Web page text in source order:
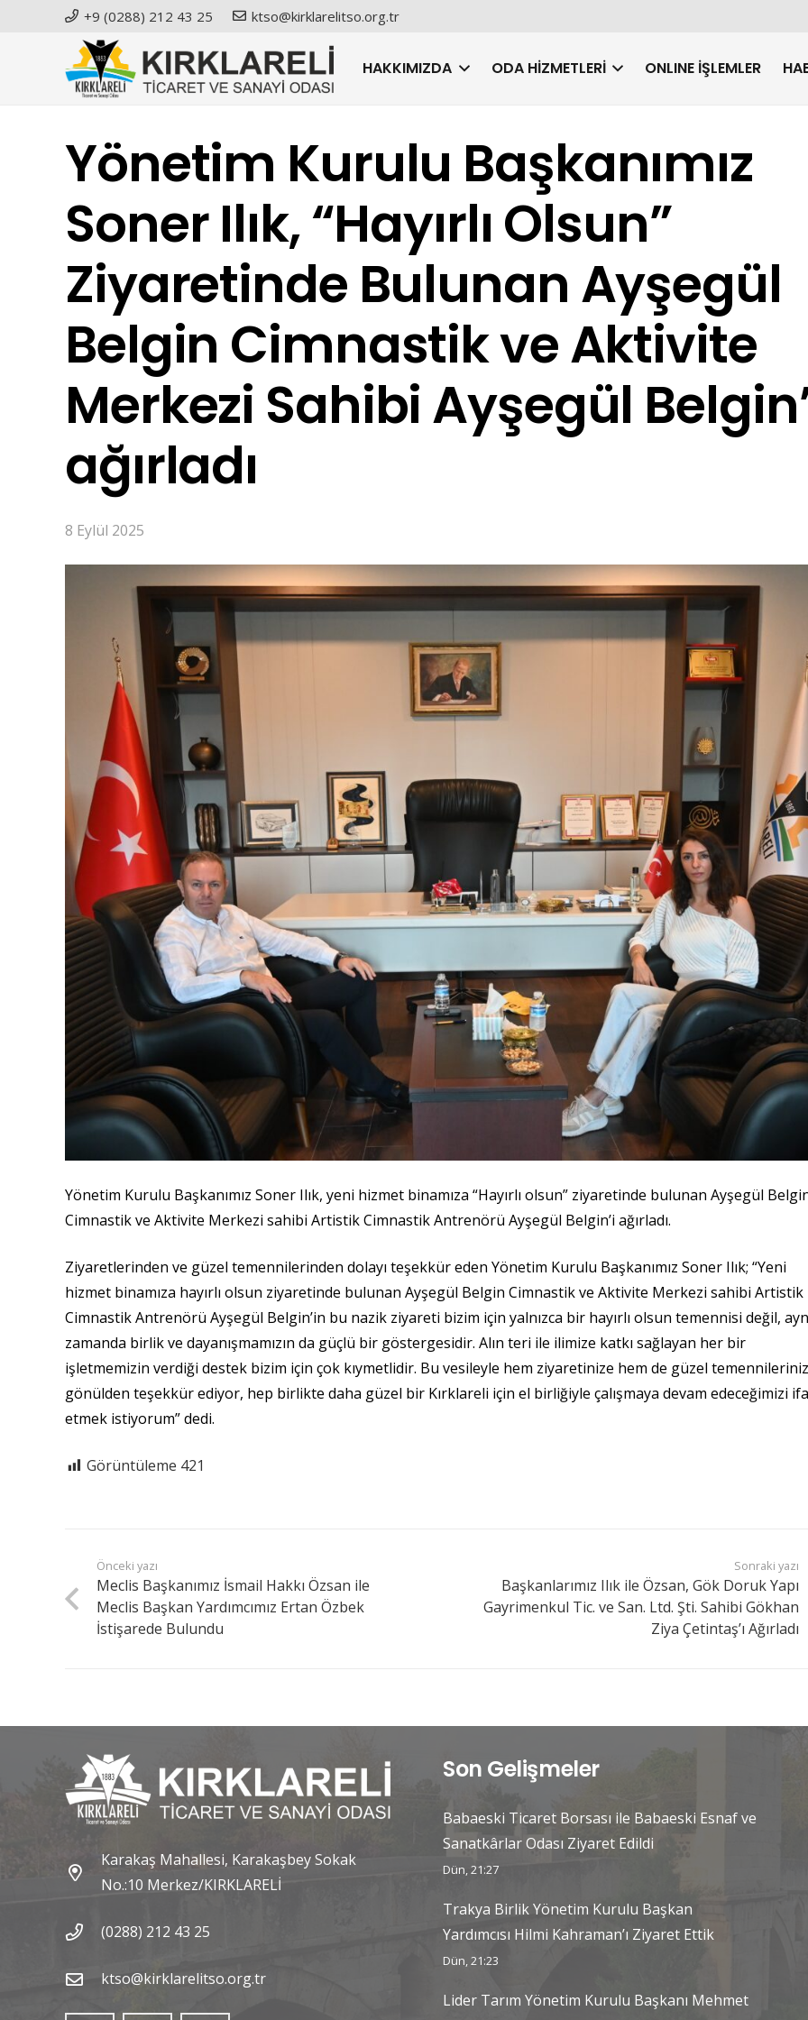
+9 (0288) 212 43 25 ktso@kirklarelitso.org.tr
HAKKIMIZDA ODA HIZMETLERI ONLINE İŞLEMLER
Yönetim Kurulu Başkanımız
Soner Ilık, “Hayırlı Olsun”
Ziyaretinde Bulunan Ayşegül
Belgin Cimnastik ve Aktivite
Merkezi Sahibi Ayşegül
ağırladı
8 Eylül 2025
Yönetim Kurulu Başkanımız Soner Ilık, yeni hizmet binamıza “Hayırlı olsun” ziyaretinde bulunan Ayşegül
Cimnastik ve Aktivite Merkezi sahibi Artistik Cimnastik Antrenörü Ayşegül Belgin’i ağırladı.
Ziyaretlerinden ve güzel temennilerinden dolayı teşekkür eden Yönetim Kurulu Başkanımız Soner Ilık; “Yeni
hizmet binamıza hayırlı olsun ziyaretinde bulunan Ayşegül Belgin Cimnastik ve Aktivite Merkezi sahibi Artistik
Cimnastik Antrenörü Ayşegül Belgin’in bu nazik ziyareti bizim için yalnızca bir hayırlı olsun temennisi değil,
zamanda birlik ve dayanışmamızın da güçlü bir göstergesidir. Alın teri ile ilimize katkı sağlayan her bir
işletmemizin verdiği destek bizim için çok kıymetlidir. Bu vesileyle hem ziyaretinize hem de güzel
gönülden teşekkür ediyor, hep birlikte daha güzel bir Kırklareli için el birliğiyle çalışmaya devam edeceğimizi
etmek istiyorum” dedi.
Görüntüleme 421
Önceki yazı
Meclis Başkanımız İsmail Hakkı Özsan ile
Meclis Başkan Yardımcımız Ertan Özbek
İstişarede Bulundu
Sonraki yazı
Başkanlarımız Ilık ile Özsan, Gök Doruk Yapı
Gayrimenkul Tic. ve San. Ltd. Şti. Sahibi Gökhan
Ziya Çetintaş’ı Ağırladı
Karakaş Mahallesi, Karakaşbey Sokak
No.:10 Merkez/KIRKLARELİ
(0288) 212 43 25
ktso@kirklarelitso.org.tr
Son Gelişmeler
Babaeski Ticaret Borsası ile Babaeski Esnaf ve
Sanatkârlar Odası Ziyaret Edildi
Dün, 21:27
Trakya Birlik Yönetim Kurulu Başkan
Yardımcısı Hilmi Kahraman’ı Ziyaret Ettik
Dün, 21:23
Lider Tarım Yönetim Kurulu Başkanı Mehmet